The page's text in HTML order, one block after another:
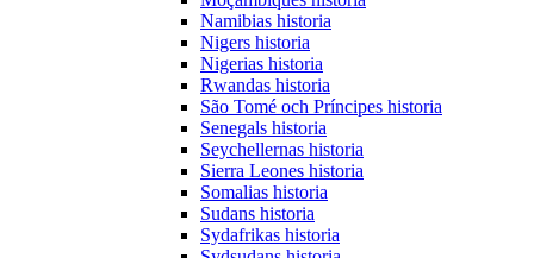
Namibias historia
Nigers historia
Nigerias historia
Rwandas historia
São Tomé och Príncipes historia
Senegals historia
Seychellernas historia
Sierra Leones historia
Somalias historia
Sudans historia
Sydafrikas historia